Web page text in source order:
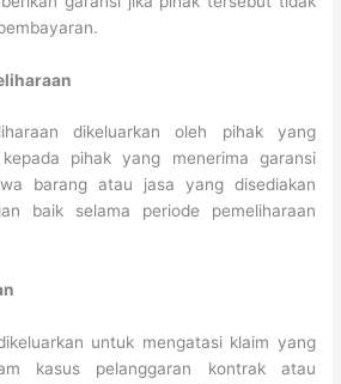
dikeluarkan oleh pihak yang
pihak yang menerima garansi
barang atau jasa yang disediakan
baik selama periode pemeliharaan
untuk mengatasi klaim yang
kasus pelanggaran kontrak atau